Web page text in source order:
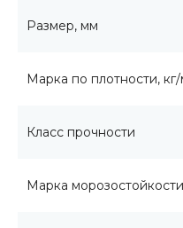
Размер, мм
Марка по плотности, кг/
Класс прочности
Марка морозостойкости